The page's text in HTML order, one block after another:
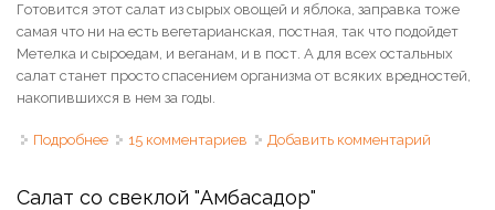
Готовится этот салат из сырых овощей и яблока, заправка тоже
самая что ни на есть вегетарианская, постная, так что подойдет
Метелка и сыроедам, и веганам, и в пост. А для всех остальных
салат станет просто спасением организма от всяких вредностей,
накопившихся в нем за годы.
Подробнее о Салат из свеклы, моркови и яблока "Метёлка"
15 комментариев Добавить комментарий
Салат со свеклой "Амбасадор"